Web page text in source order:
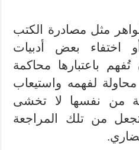
مثل مصادرة الكتب
اختفاء بعض أدبيات
تُفهم باعتبارها محاكمة
لفهمه واستيعاب
من نفسها لا تخشى
من تلك المراجعة